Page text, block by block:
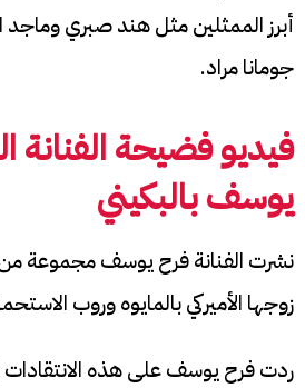
أبرز الممثلين مثل هند صبري وماجد
جومانا مراد.
فيديو فضيحة الفنانة
يوسف بالبكيني
نشرت الفنانة فرح يوسف مجموعة
زوجها الأميركي بالمايوه وروب
ردت فرح يوسف على هذه الانتقادات